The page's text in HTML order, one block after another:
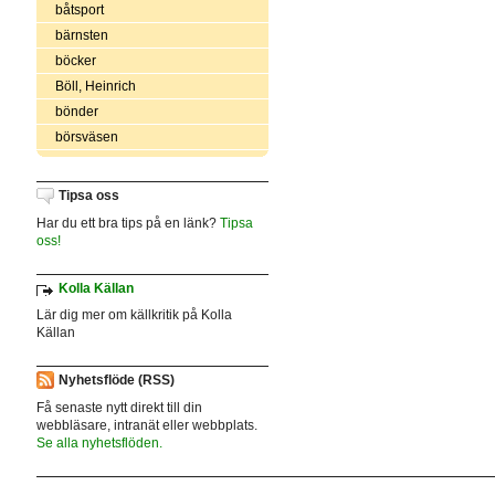
båtsport
bärnsten
böcker
Böll, Heinrich
bönder
börsväsen
Tipsa oss
Har du ett bra tips på en länk? Tipsa
oss!
Kolla Källan
Lär dig mer om källkritik på Kolla
Källan
Nyhetsflöde (RSS)
Få senaste nytt direkt till din
webbläsare, intranät eller webbplats.
Se alla nyhetsflöden.